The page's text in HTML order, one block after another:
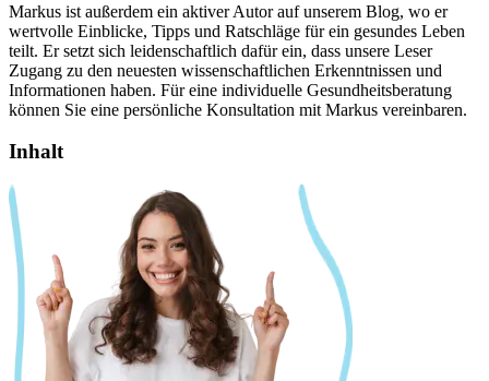
Markus ist außerdem ein aktiver Autor auf unserem Blog, wo er
wertvolle Einblicke, Tipps und Ratschläge für ein gesundes Leben
teilt. Er setzt sich leidenschaftlich dafür ein, dass unsere Leser
Zugang zu den neuesten wissenschaftlichen Erkenntnissen und
Informationen haben. Für eine individuelle Gesundheitsberatung
können Sie eine persönliche Konsultation mit Markus vereinbaren.
Inhalt